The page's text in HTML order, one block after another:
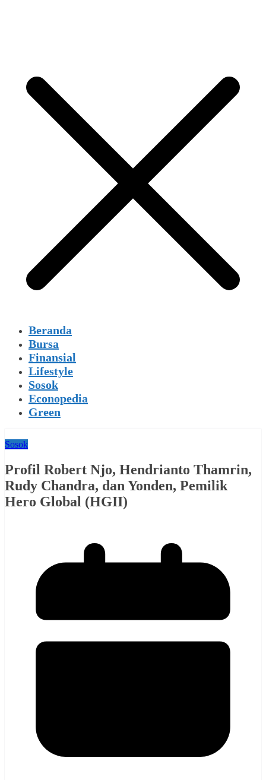
Beranda
Bursa
Finansial
Lifestyle
Sosok
Econopedia
Green
Sosok
Profil Robert Njo, Hendrianto Thamrin,
Rudy Chandra, dan Yonden, Pemilik
Hero Global (HGII)